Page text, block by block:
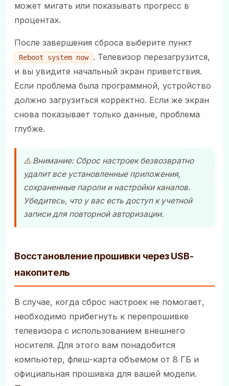
может мигать или показывать прогресс в
процентах.
После завершения сброса выберите пункт
Reboot system now
. Телевизор перезагрузится,
и вы увидите начальный экран приветствия.
Если проблема была программной, устройство
должно загрузиться корректно. Если же экран
снова показывает только данные, проблема
глубже.
⚠️ Внимание: Сброс настроек безвозвратно
удалит все установленные приложения,
сохраненные пароли и настройки каналов.
Убедитесь, что у вас есть доступ к учетной
записи для повторной авторизации.
Восстановление прошивки через USB-
накопитель
В случае, когда сброс настроек не помогает,
необходимо прибегнуть к перепрошивке
телевизора с использованием внешнего
носителя. Для этого вам понадобится
компьютер, флеш-карта объемом от 8 ГБ и
официальная прошивка для вашей модели.